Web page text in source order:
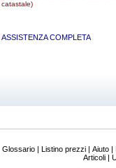
catastale)
ASSISTENZA COMPLETA
Glossario| Listino prezzi| Aiuto|
Articoli |